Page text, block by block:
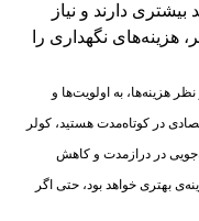
بیشتری دارند و نیاز
هزینه‌های نگهداری را
هزینه‌ها، به اولویت‌ها و
در کوتاه‌مدت هستید، کولر
در درازمدت و کاهش
بهتری خواهد بود، حتی اگر